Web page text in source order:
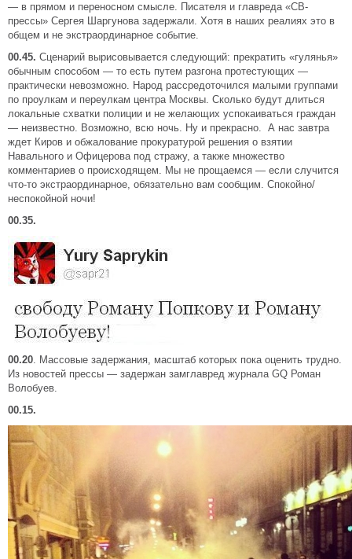
— в прямом и переносном смысле. Писателя и главреда «СВ-
прессы» Сергея Шаргунова задержали. Хотя в наших реалиях это в
общем и не экстраординарное событие.
00.45. Сценарий вырисовывается следующий: прекратить «гулянья»
обычным способом — то есть путем разгона протестующих —
практически невозможно. Народ рассредоточился малыми группами
по проулкам и переулкам центра Москвы. Сколько будут длиться
локальные схватки полиции и не желающих успокаиваться граждан
— неизвестно. Возможно, всю ночь. Ну и прекрасно. А нас завтра
ждет Киров и обжалование прокуратурой решения о взятии
Навального и Офицерова под стражу, а также множество
комментариев о происходящем. Мы не прощаемся — если случится
что-то экстраординарное, обязательно вам сообщим. Спокойно/
неспокойной ночи!
00.35.
00.20. Массовые задержания, масштаб которых пока оценить трудно.
Из новостей прессы — задержан замглавред журнала GQ Роман
Волобуев.
00.15.